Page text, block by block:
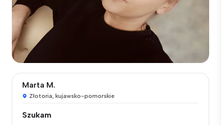
Marta M.
Złotoria, kujawsko-pomorskie
Szukam